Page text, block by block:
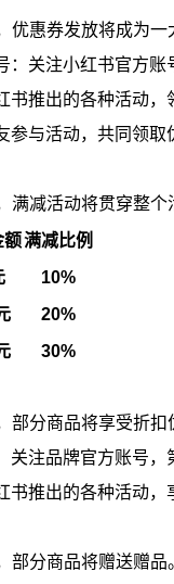
优惠券发放将成为一
：关注小红书官方账
书推出的各种活动，
参与活动，共同领取
满减活动将贯穿整个
额满减比例
10%
20%
30%
部分商品将享受折扣
关注品牌官方账号，
书推出的各种活动，
部分商品将赠送赠品